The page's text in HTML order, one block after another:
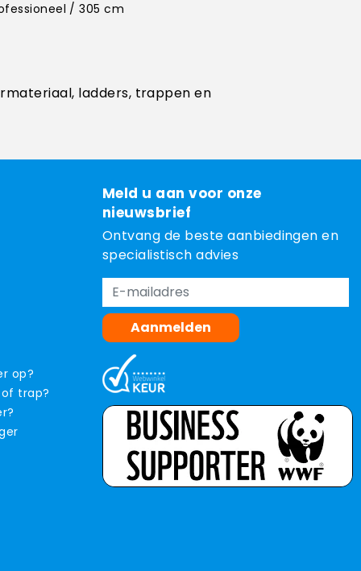
/ 305 cm
ladders, trappen en
op?
trap?
Meld u aan voor onze
nieuwsbrief
Ontvang de beste aanbiedingen en
specialistisch advies
Aanmelden